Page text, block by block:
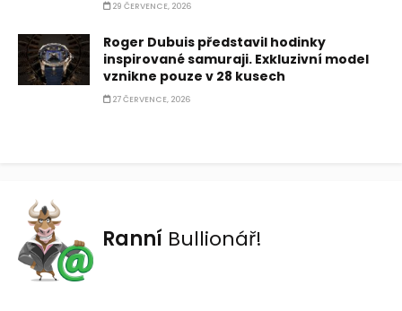
29 ČERVENCE, 2026
Roger Dubuis představil hodinky
inspirované samuraji. Exkluzivní model
vznikne pouze v 28 kusech
27 ČERVENCE, 2026
Ranní Bullionář!